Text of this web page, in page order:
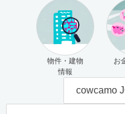
物件・建物
情報
お
cowcamo